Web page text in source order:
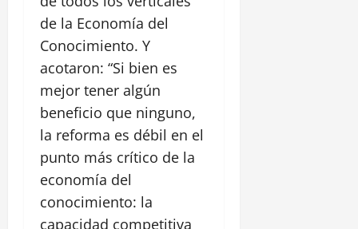
de la Economía del
Conocimiento. Y
acotaron: “Si bien es
mejor tener algún
beneficio que ninguno,
la reforma es débil en el
punto más crítico de la
economía del
conocimiento: la
capacidad competitiva